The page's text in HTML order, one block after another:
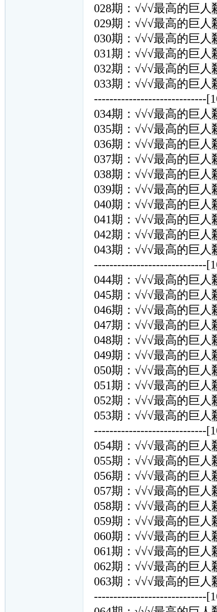
028期：√√√最高的巨人
029期：√√√最高的巨人
030期：√√√最高的巨人
031期：√√√最高的巨人
032期：√√√最高的巨人
033期：√√√最高的巨人
-----------------------------
034期：√√√最高的巨人
035期：√√√最高的巨人
036期：√√√最高的巨人
037期：√√√最高的巨人
038期：√√√最高的巨人
039期：√√√最高的巨人
040期：√√√最高的巨人
041期：√√√最高的巨人
042期：√√√最高的巨人
043期：√√√最高的巨人
-----------------------------
044期：√√√最高的巨人
045期：√√√最高的巨人
046期：√√√最高的巨人
047期：√√√最高的巨人
048期：√√√最高的巨人
049期：√√√最高的巨人
050期：√√√最高的巨人
051期：√√√最高的巨人
052期：√√√最高的巨人
053期：√√√最高的巨人
-----------------------------
054期：√√√最高的巨人
055期：√√√最高的巨人
056期：√√√最高的巨人
057期：√√√最高的巨人
058期：√√√最高的巨人
059期：√√√最高的巨人
060期：√√√最高的巨人
061期：√√√最高的巨人
062期：√√√最高的巨人
063期：√√√最高的巨人
-----------------------------